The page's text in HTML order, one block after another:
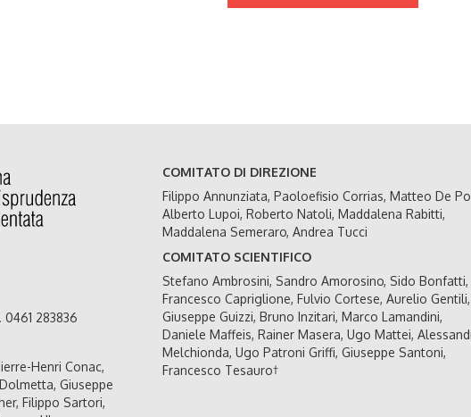
283836
Henri Conac,
Giuseppe
Filippo Sartori,
COMITATO DI DIREZIONE
Filippo Annunziata, Paoloefisio Corrias, Matteo De
Alberto Lupoi, Roberto Natoli, Maddalena Rabitti,
Maddalena Semeraro, Andrea Tucci
COMITATO SCIENTIFICO
Stefano Ambrosini, Sandro Amorosino, Sido Bonfatti,
Francesco Capriglione, Fulvio Cortese, Aurelio Gentili,
Giuseppe Guizzi, Bruno Inzitari, Marco Lamandini,
Daniele Maffeis, Rainer Masera, Ugo Mattei,
Melchionda, Ugo Patroni Griffi, Giuseppe Santoni,
Francesco Tesauro†